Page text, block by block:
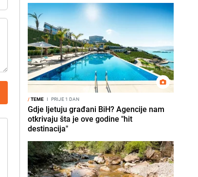
/TEME I PRIJE 1 DAN
Gdje ljetuju građani BiH? Agencije nam
otkrivaju šta je ove godine "hit
destinacija"